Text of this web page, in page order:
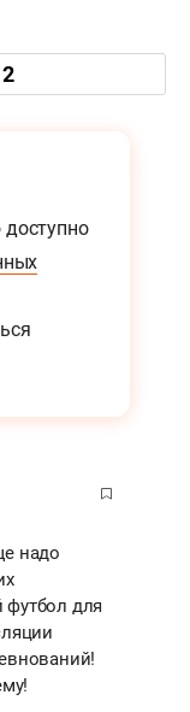
2
надо
футбол для